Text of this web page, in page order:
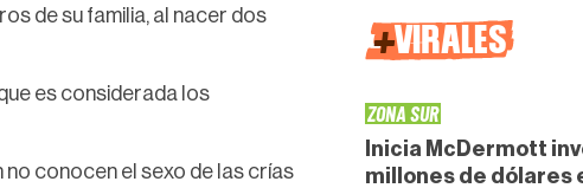
de su familia, al nacer dos
es considerada los
conocen el sexo de las crías
+VIRALES
ZONA SUR
Inicia McDermott
millones de dólares